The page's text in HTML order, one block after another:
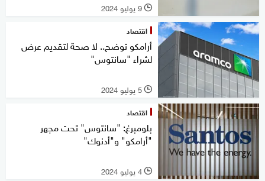
l 9 يوليو 2024
اقتصاد
أرامكو توضح.. لا صحة لتقديم عرض
لشراء "سانتوس"
l 5 يوليو 2024
اقتصاد
بلومبرغ: "سانتوس" تحت مجهر
"أرامكو" و"أدنوك"
l 4 يوليو 2024